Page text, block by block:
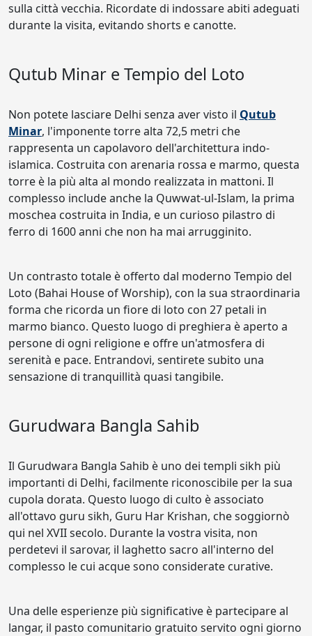
sulla città vecchia. Ricordate di indossare abiti adeguati
durante la visita, evitando shorts e canotte.
Qutub Minar e Tempio del Loto
Non potete lasciare Delhi senza aver visto il Qutub
Minar, l'imponente torre alta 72,5 metri che
rappresenta un capolavoro dell'architettura indo-
islamica. Costruita con arenaria rossa e marmo, questa
torre è la più alta al mondo realizzata in mattoni. Il
complesso include anche la Quwwat-ul-Islam, la prima
moschea costruita in India, e un curioso pilastro di
ferro di 1600 anni che non ha mai arrugginito.
Un contrasto totale è offerto dal moderno Tempio del
Loto (Bahai House of Worship), con la sua straordinaria
forma che ricorda un fiore di loto con 27 petali in
marmo bianco. Questo luogo di preghiera è aperto a
persone di ogni religione e offre un'atmosfera di
serenità e pace. Entrandovi, sentirete subito una
sensazione di tranquillità quasi tangibile.
Gurudwara Bangla Sahib
Il Gurudwara Bangla Sahib è uno dei templi sikh più
importanti di Delhi, facilmente riconoscibile per la sua
cupola dorata. Questo luogo di culto è associato
all'ottavo guru sikh, Guru Har Krishan, che soggiornò
qui nel XVII secolo. Durante la vostra visita, non
perdetevi il sarovar, il laghetto sacro all'interno del
complesso le cui acque sono considerate curative.
Una delle esperienze più significative è partecipare al
langar, il pasto comunitario gratuito servito ogni giorno